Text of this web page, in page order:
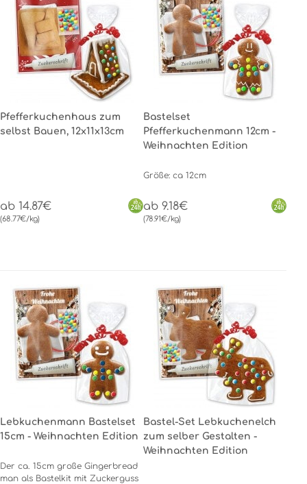
Pfefferkuchenhaus zum
selbst Bauen, 12x11x13cm
ab 14.87€
(68.77€/kg)
Bastelset
Pfefferkuchenmann 12cm -
Weihnachten Edition
Größe: ca 12cm
ab 9.18€
(78.91€/kg)
Lebkuchenmann Bastelset
15cm - Weihnachten Edition
Der ca. 15cm große Gingerbread
man als Bastelkit mit Zuckerguss
Bastel-Set Lebkuchenelch
zum selber Gestalten -
Weihnachten Edition